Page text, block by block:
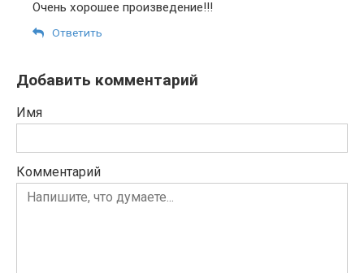
Очень хорошее произведение!!!
Ответить
Добавить комментарий
Имя
Комментарий